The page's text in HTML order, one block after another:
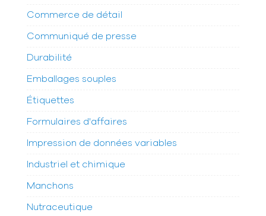
Commerce de détail
Communiqué de presse
Durabilité
Emballages souples
Étiquettes
Formulaires d'affaires
Impression de données variables
Industriel et chimique
Manchons
Nutraceutique